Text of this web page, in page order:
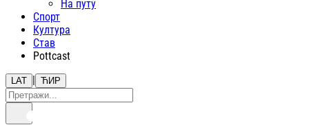
На путу
Спорт
Култура
Став
Pottcast
LAT | ЋИР